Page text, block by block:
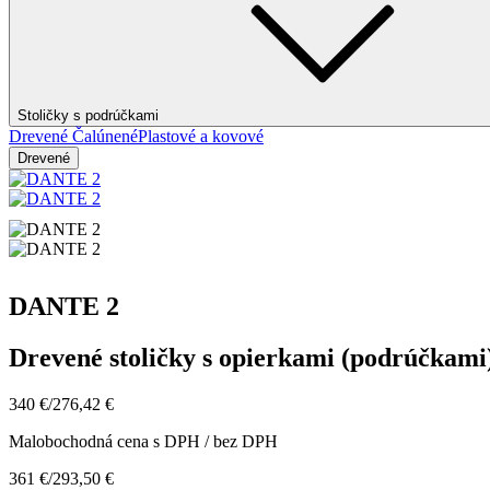
Stoličky s podrúčkami
Drevené ČalúnenéPlastové a kovové
Drevené
DANTE 2
Drevené stoličky s opierkami
340 €/276,42 €
Malobochodná cena s DPH / bez DPH
361 €/293,50 €